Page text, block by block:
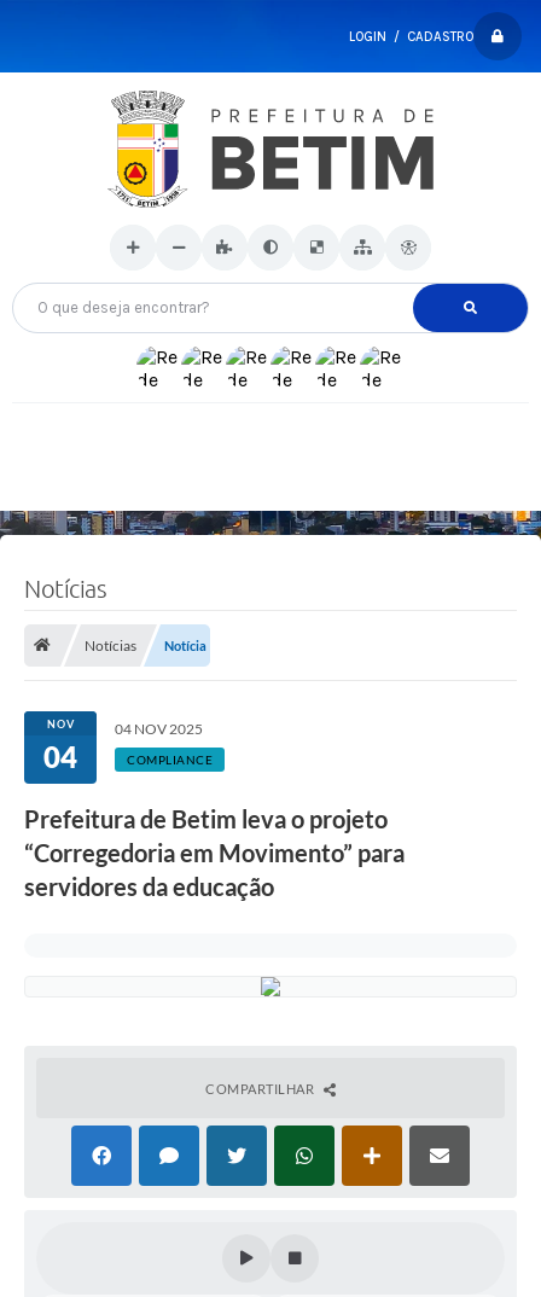
LOGIN / CADASTRO
O que deseja encontrar?
Notícias
Notícias Notícia
NOV
04
04 NOV 2025
COMPLIANCE
Prefeitura de Betim leva o projeto
“Corregedoria em Movimento” para
servidores da educação
COMPARTILHAR